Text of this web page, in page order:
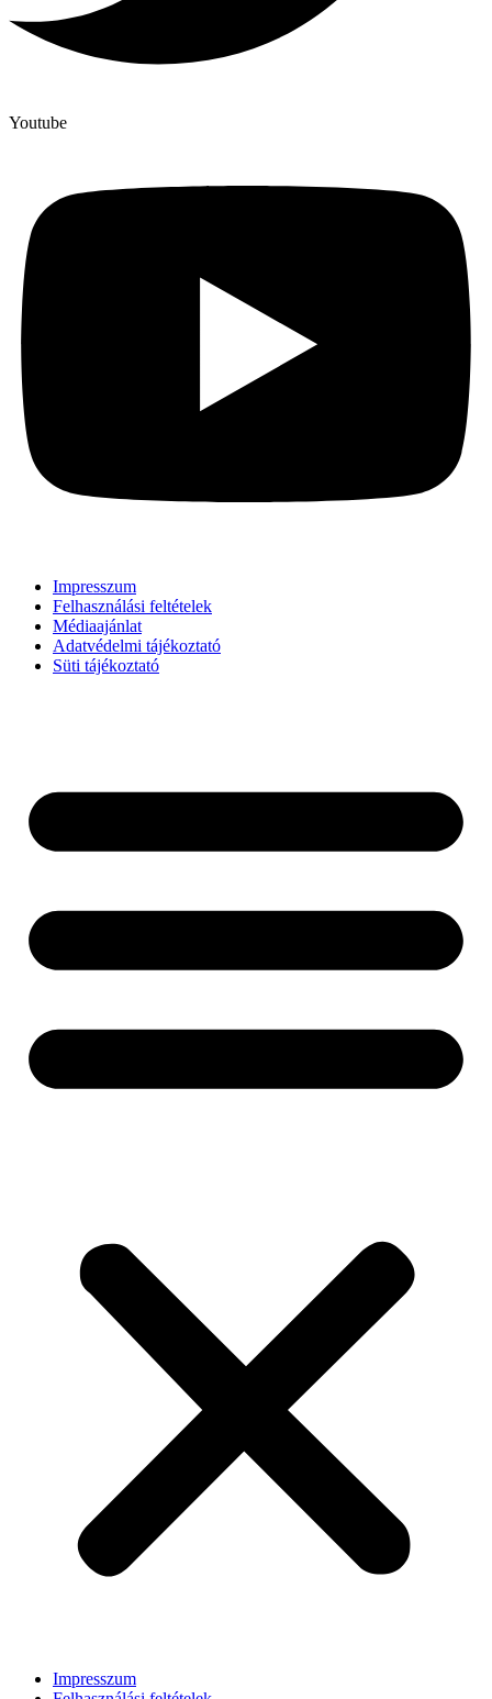
Youtube
Impresszum
Felhasználási feltételek
Médiaajánlat
Adatvédelmi tájékoztató
Süti tájékoztató
Impresszum